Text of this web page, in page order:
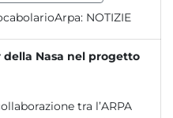
NOTIZIE
della Nasa nel progetto
tra l’ARPA